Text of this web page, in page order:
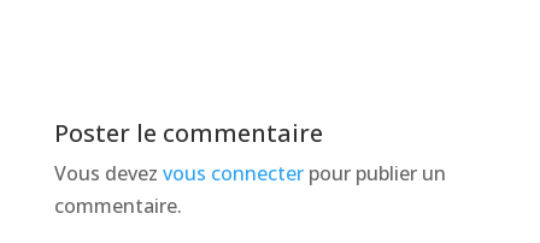
Poster le commentaire
Vous devez vous connecterpour publier un
commentaire.